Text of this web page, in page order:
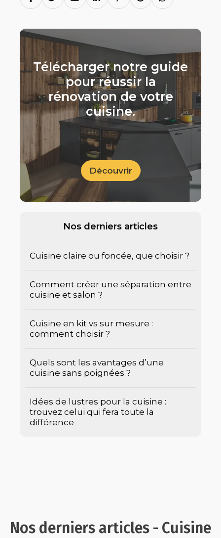
Télécharger notre guide
pour réussir la
rénovation de votre
cuisine.
Découvrir
Nos derniers articles
Cuisine claire ou foncée, que choisir ?
Comment créer une séparation entre
cuisine et salon ?
Cuisine en kit vs sur mesure :
comment choisir ?
Quels sont les avantages d’une
cuisine sans poignées ?
Idées de lustres pour la cuisine :
trouvez celui qui fera toute la
différence
Nos derniers articles - Cuisine